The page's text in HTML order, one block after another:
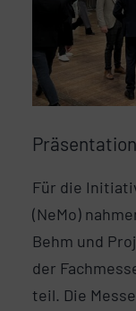
Für die
(NeMo)
Behm und
der
teil. Die